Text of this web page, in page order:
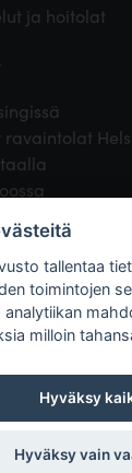
ja hoitolat
tallentaa
toimintojen
analytiikan
milloin
Hyväksy
Hyväksy vain